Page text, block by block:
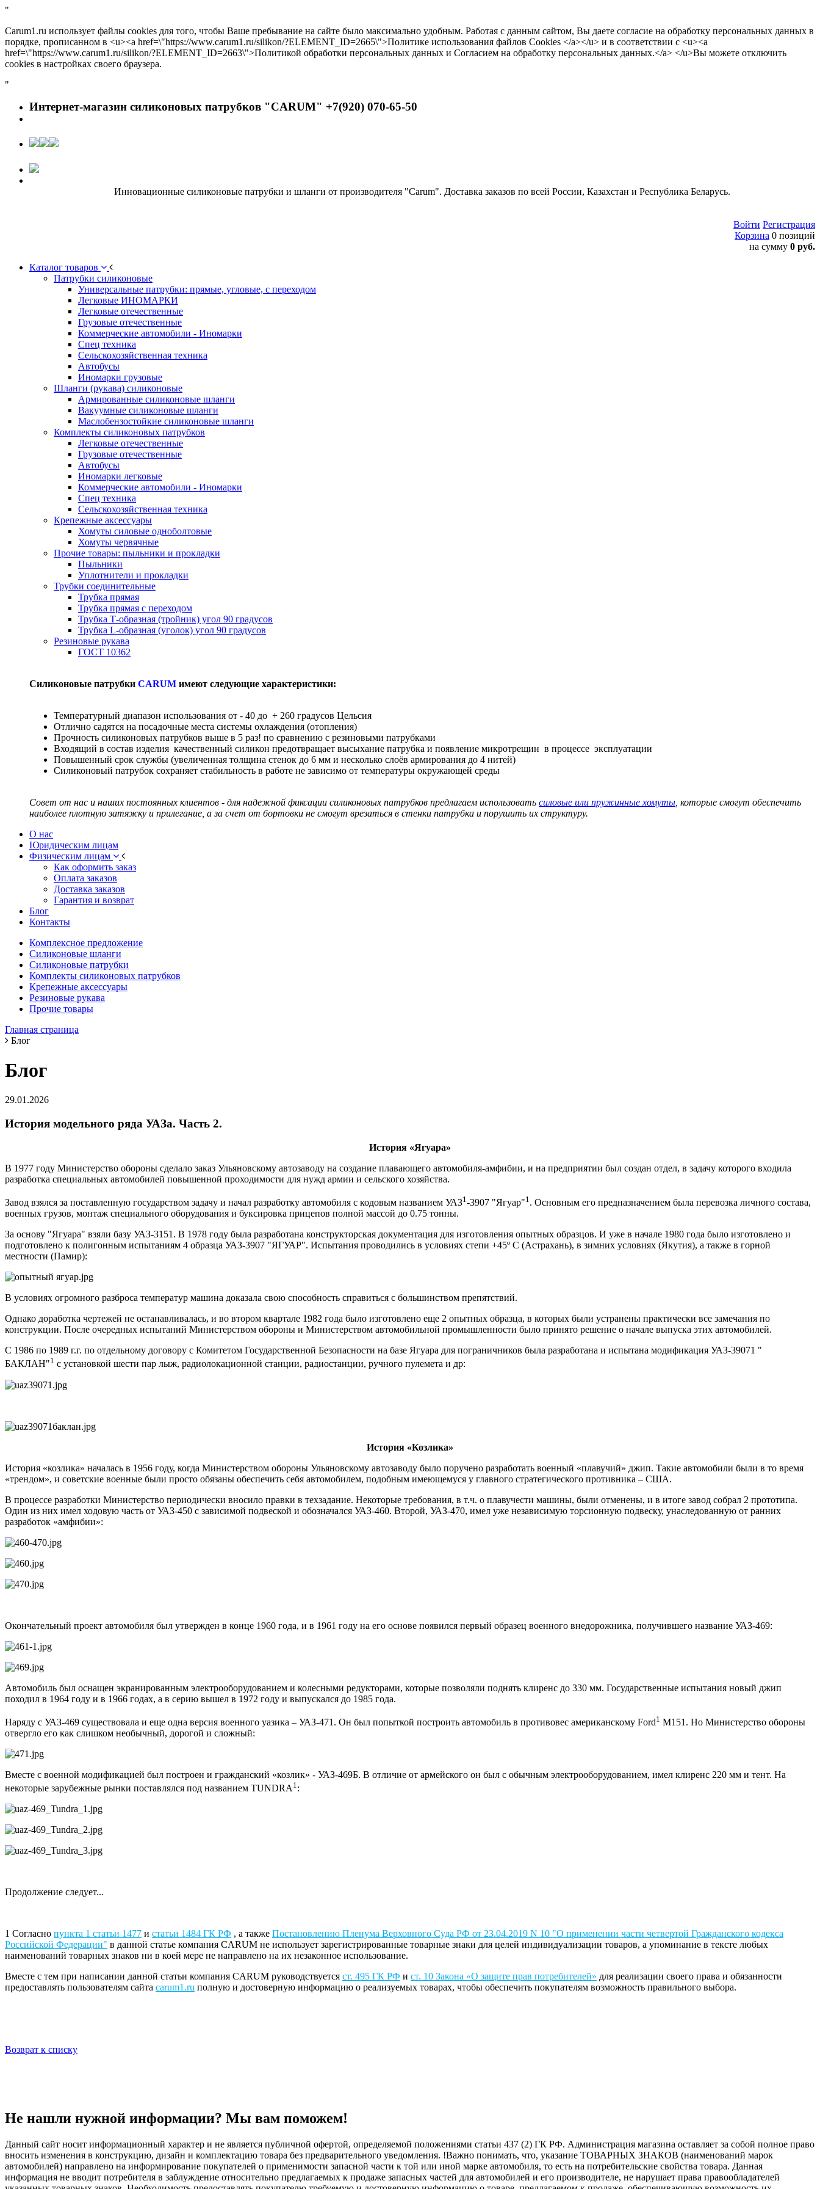
"
Carum1.ru использует файлы cookies для того, чтобы Ваше пребывание на сайте было максимально удобным. Работая с данным сайтом, Вы даете согласие на обработку персональных данных в
порядке, прописанном в <u><a href=\"https://www.carum1.ru/silikon/?ELEMENT_ID=2665\">Политике использования файлов Cookies </a></u> и в соответствии с <u><a
href=\"https://www.carum1.ru/silikon/?ELEMENT_ID=2663\">Политикой обработки персональных данных и Согласием на обработку персональных данных.</a> </u>Вы можете отключить
cookies в настройках своего браузера.
"
Интернет-магазин силиконовых патрубков "CARUM" +7(920) 070-65-50
Инновационные силиконовые патрубки и шланги от производителя "Carum". Доставка заказов по всей России, Казахстан и Республика Беларусь.
Войти Регистрация
Корзина 0 позиций
на сумму 0 руб.
Каталог товаров
Патрубки силиконовые
Универсальные патрубки: прямые, угловые, с переходом
Легковые ИНОМАРКИ
Легковые отечественные
Грузовые отечественные
Коммерческие автомобили - Иномарки
Спец техника
Сельскохозяйственная техника
Автобусы
Иномарки грузовые
Шланги (рукава) силиконовые
Армированные силиконовые шланги
Вакуумные силиконовые шланги
Маслобензостойкие силиконовые шланги
Комплекты силиконовых патрубков
Легковые отечественные
Грузовые отечественные
Автобусы
Иномарки легковые
Коммерческие автомобили - Иномарки
Спец техника
Сельскохозяйственная техника
Крепежные аксессуары
Хомуты силовые одноболтовые
Хомуты червячные
Прочие товары: пыльники и прокладки
Пыльники
Уплотнители и прокладки
Трубки соединительные
Трубка прямая
Трубка прямая с переходом
Трубка Т-образная (тройник) угол 90 градусов
Трубка L-образная (уголок) угол 90 градусов
Резиновые рукава
ГОСТ 10362
Силиконовые патрубки CARUM имеют следующие характеристики:
Температурный диапазон использования от - 40 до + 260 градусов Цельсия
Отлично садятся на посадочные места системы охлаждения (отопления)
Прочность силиконовых патрубков выше в 5 раз! по сравнению с резиновыми патрубками
Входящий в состав изделия качественный силикон предотвращает высыхание патрубка и появление микротрещин в процессе эксплуатации
Повышенный срок службы (увеличенная толщина стенок до 6 мм и несколько слоёв армирования до 4 нитей)
Силиконовый патрубок сохраняет стабильность в работе не зависимо от температуры окружающей среды
Совет от нас и наших постоянных клиентов - для надежной фиксации силиконовых патрубков предлагаем использовать силовые или пружинные хомуты , которые смогут обеспечить
наиболее плотную затяжку и прилегание, а за счет от бортовки не смогут врезаться в стенки патрубка и порушить их структуру.
О нас
Юридическим лицам
Физическим лицам
Как оформить заказ
Оплата заказов
Доставка заказов
Гарантия и возврат
Блог
Контакты
Комплексное предложение
Силиконовые шланги
Силиконовые патрубки
Комплекты силиконовых патрубков
Крепежные аксессуары
Резиновые рукава
Прочие товары
Главная страница
Блог
Блог
29.01.2026
История модельного ряда УАЗа. Часть 2.
История «Ягуара»
В 1977 году Министерство обороны сделало заказ Ульяновскому автозаводу на создание плавающего автомобиля-амфибии, и на предприятии был создан отдел, в задачу которого входила
разработка специальных автомобилей повышенной проходимости для нужд армии и сельского хозяйства.
Завод взялся за поставленную государством задачу и начал разработку автомобиля с кодовым названием УАЗ1 -3907 "Ягуар"1 . Основным его предназначением была перевозка личного состава,
военных грузов, монтаж специального оборудования и буксировка прицепов полной массой до 0.75 тонны.
За основу "Ягуара" взяли базу УАЗ-3151. В 1978 году была разработана конструкторская документация для изготовления опытных образцов. И уже в начале 1980 года было изготовлено и
подготовлено к полигонным испытаниям 4 образца УАЗ-3907 "ЯГУАР". Испытания проводились в условиях степи +45º С (Астрахань), в зимних условиях (Якутия), а также в горной
местности (Памир):
В условиях огромного разброса температур машина доказала свою способность справиться с большинством препятствий.
Однако доработка чертежей не останавливалась, и во втором квартале 1982 года было изготовлено еще 2 опытных образца, в которых были устранены практически все замечания по
конструкции. После очередных испытаний Министерством обороны и Министерством автомобильной промышленности было принято решение о начале выпуска этих автомобилей.
С 1986 по 1989 г.г. по отдельному договору с Комитетом Государственной Безопасности на базе Ягуара для пограничников была разработана и испытана модификация УАЗ-39071 "
БАКЛАН"1 с установкой шести пар лыж, радиолокационной станции, радиостанции, ручного пулемета и др:
История «Козлика»
История «козлика» началась в 1956 году, когда Министерством обороны Ульяновскому автозаводу было поручено разработать военный «плавучий» джип. Такие автомобили были в то время
«трендом», и советские военные были просто обязаны обеспечить себя автомобилем, подобным имеющемуся у главного стратегического противника – США.
В процессе разработки Министерство периодически вносило правки в техзадание. Некоторые требования, в т.ч. о плавучести машины, были отменены, и в итоге завод собрал 2 прототипа.
Один из них имел ходовую часть от УАЗ-450 с зависимой подвеской и обозначался УАЗ-460. Второй, УАЗ-470, имел уже независимую торсионную подвеску, унаследованную от ранних
разработок «амфибии»:
Окончательный проект автомобиля был утвержден в конце 1960 года, и в 1961 году на его основе появился первый образец военного внедорожника, получившего название УАЗ-469:
Автомобиль был оснащен экранированным электрооборудованием и колесными редукторами, которые позволяли поднять клиренс до 330 мм. Государственные испытания новый джип
походил в 1964 году и в 1966 годах, а в серию вышел в 1972 году и выпускался до 1985 года.
Наряду с УАЗ-469 существовала и еще одна версия военного уазика – УАЗ-471. Он был попыткой построить автомобиль в противовес американскому Ford1 M151. Но Министерство обороны
отвергло его как слишком необычный, дорогой и сложный:
Вместе с военной модификацией был построен и гражданский «козлик» - УАЗ-469Б. В отличие от армейского он был с обычным электрооборудованием, имел клиренс 220 мм и тент. На
некоторые зарубежные рынки поставлялся под названием TUNDRA 1 :
Продолжение следует...
1 Согласно пункта 1 статьи 1477 и статьи 1484 ГК РФ , а также Постановлению Пленума Верховного Суда РФ от 23.04.2019 N 10 "О применении части четвертой Гражданского кодекса
Российской Федерации" в данной статье компания CARUM не использует зарегистрированные товарные знаки для целей индивидуализации товаров, а упоминание в тексте любых
наименований товарных знаков ни в коей мере не направлено на их незаконное использование.
Вместе с тем при написании данной статьи компания CARUM руководствуется ст. 495 ГК РФ и ст. 10 Закона «О защите прав потребителей» для реализации своего права и обязанности
предоставлять пользователям сайта carum1.ru полную и достоверную информацию о реализуемых товарах, чтобы обеспечить покупателям возможность правильного выбора.
Возврат к списку
Не нашли нужной информации? Мы вам поможем!
Данный сайт носит информационный характер и не является публичной офертой, определяемой положениями статьи 437 (2) ГК РФ. Администрация магазина оставляет за собой полное право
вносить изменения в конструкцию, дизайн и комплектацию товара без предварительного уведомления. !Важно понимать, что, указание ТОВАРНЫХ ЗНАКОВ (наименований марок
автомобилей) направлено на информирование покупателей о применимости запасной части к той или иной марке автомобиля, то есть на потребительские свойства товара. Данная
информация не вводит потребителя в заблуждение относительно предлагаемых к продаже запасных частей для автомобилей и его производителе, не нарушает права правообладателей